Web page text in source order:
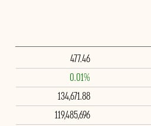
477.46
0.01%
134,671.88
119,485,696